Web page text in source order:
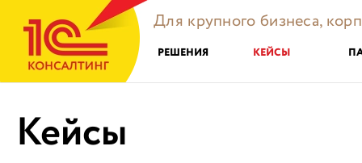
Для крупного бизнеса,
РЕШЕНИЯ КЕЙСЫ
Кейсы